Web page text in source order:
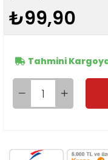
₺99,90
Tahmini